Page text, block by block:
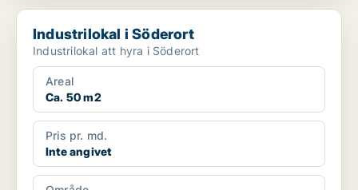
Industrilokal i Söderort
Industrilokal i Söderort
Industrilokal att hyra i Söderort
Areal
Ca. 50 m2
Pris pr. md.
Inte angivet